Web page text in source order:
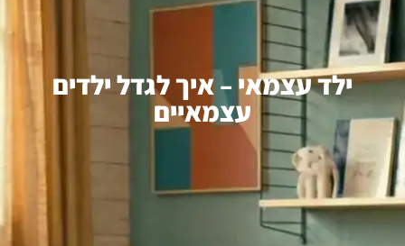
ילד עצמאי – איך לגדל ילדים
עצמאיים